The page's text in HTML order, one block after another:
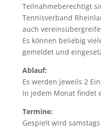
Teilnahmeberechtigt
Tennisverband
auch
Es können beliebig
gemeldet und
Ablauf:
Es werden jeweils 2
In jedem Monat findet
Termine:
Gespielt wird